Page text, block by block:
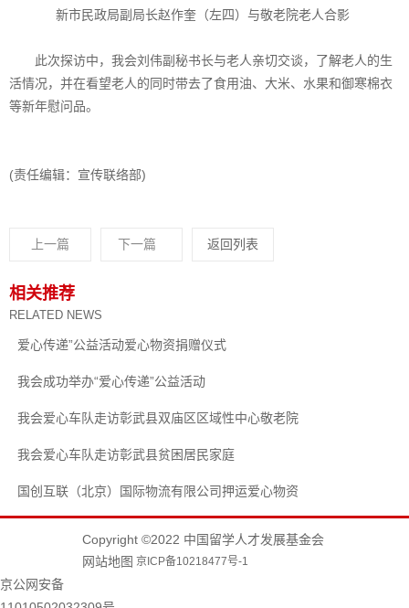
新市民政局副局长赵作奎（左四）与敬老院老人合影
此次探访中，我会刘伟副秘书长与老人亲切交谈，了解老人的生
活情况，并在看望老人的同时带去了食用油、大米、水果和御寒棉衣
等新年慰问品。
(责任编辑：宣传联络部)
上一篇 下一篇 返回列表
相关推荐
RELATED NEWS
爱心传递”公益活动爱心物资捐赠仪式
我会成功举办“爱心传递”公益活动
我会爱心车队走访彰武县双庙区区域性中心敬老院
我会爱心车队走访彰武县贫困居民家庭
国创互联（北京）国际物流有限公司押运爱心物资
Copyright ©2022 中国留学人才发展基金会
网站地图 京ICP备10218477号-1
京公网安备